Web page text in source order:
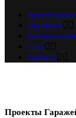
Портфолио
Калькулятор
О нас
Контакты
Проекты